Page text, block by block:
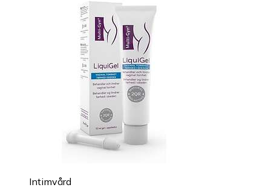
Intimvård